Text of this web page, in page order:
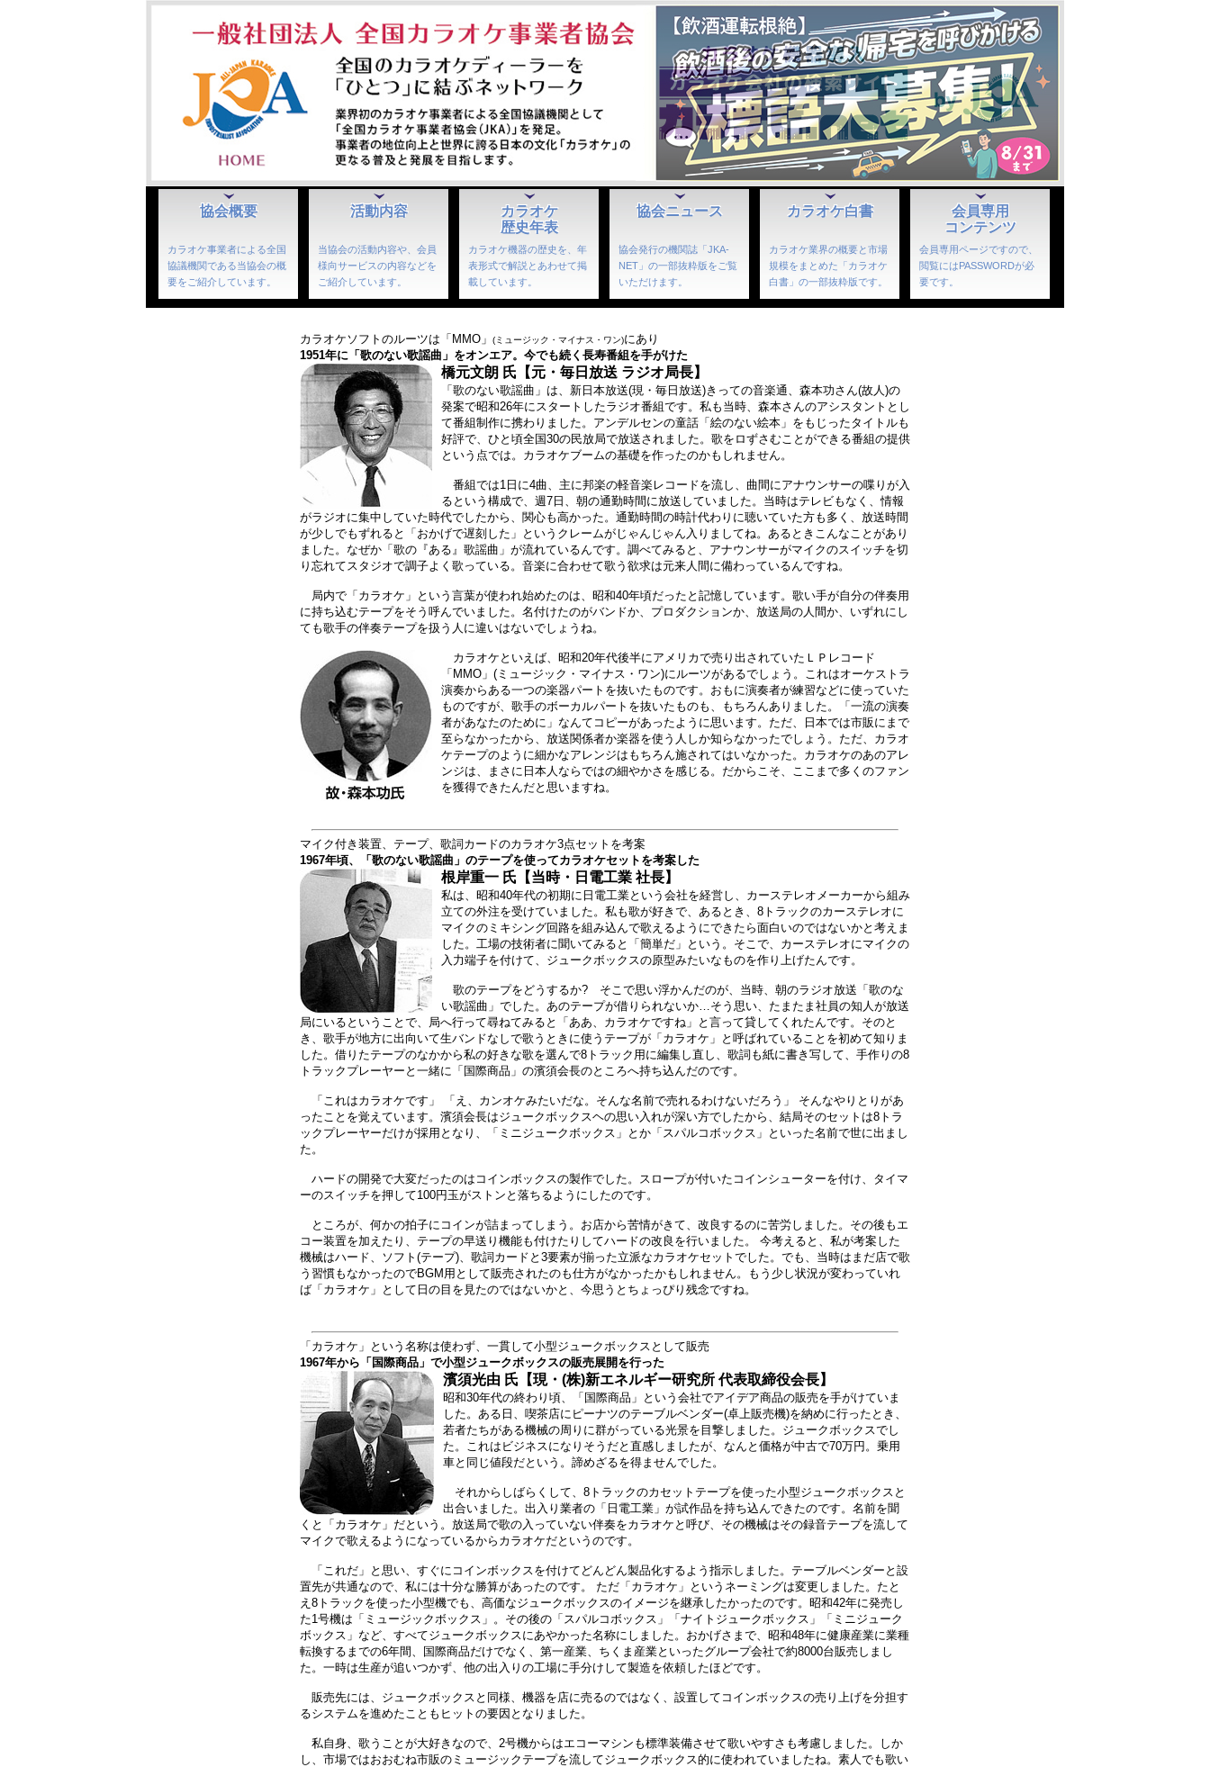
協会概要
カラオケ事業者による全国
協議機関である当協会の概
要をご紹介しています。
活動内容
当協会の活動内容や、会員
様向サービスの内容などを
ご紹介しています。
カラオケ
歴史年表
カラオケ機器の歴史を、年
表形式で解説とあわせて掲
載しています。
協会ニュース
協会発行の機関誌「JKA-
NET」の一部抜粋版をご覧
いただけます。
カラオケ白書
カラオケ業界の概要と市場
規模をまとめた「カラオケ
白書」の一部抜粋版です。
会員専用
コンテンツ
会員専用ページですので、
閲覧にはPASSWORDが必
要です。
カラオケソフトのルーツは「MMO」 (ミュージック・マイナス・ワン)にあり
1951年に「歌のない歌謡曲」をオンエア。今でも続く長寿番組を手がけた
橋元文朗 氏【元・毎日放送 ラジオ局長】
「歌のない歌謡曲」は、新日本放送(現・毎日放送)きっての音楽通、森本功さん(故人)の
発案で昭和26年にスタートしたラジオ番組です。私も当時、森本さんのアシスタントとし
て番組制作に携わりました。アンデルセンの童話「絵のない絵本」をもじったタイトルも
好評で、ひと頃全国30の民放局で放送されました。歌をロずさむことができる番組の提供
という点では。カラオケブームの基礎を作ったのかもしれません。
番組では1日に4曲、主に邦楽の軽音楽レコードを流し、曲間にアナウンサーの喋りが入
るという構成で、週7日、朝の通勤時間に放送していました。当時はテレビもなく、情報
がラジオに集中していた時代でしたから、関心も高かった。通勤時間の時計代わりに聴いていた方も多く、放送時間
が少しでもずれると「おかげで遅刻した」というクレームがじゃんじゃん入りましてね。あるときこんなことがあり
ました。なぜか「歌の『ある』歌謡曲」が流れているんです。調べてみると、アナウンサーがマイクのスイッチを切
り忘れてスタジオで調子よく歌っている。音楽に合わせて歌う欲求は元来人間に備わっているんですね。
局内で「カラオケ」という言葉が使われ始めたのは、昭和40年頃だったと記憶しています。歌い手が自分の伴奏用
に持ち込むテープをそう呼んでいました。名付けたのがバンドか、プロダクションか、放送局の人間か、いずれにし
ても歌手の伴奏テープを扱う人に違いはないでしょうね。
カラオケといえば、昭和20年代後半にアメリカで売り出されていたＬＰレコード
「MMO」(ミュージック・マイナス・ワン)にルーツがあるでしょう。これはオーケストラ
演奏からある一つの楽器パートを抜いたものです。おもに演奏者が練習などに使っていた
ものですが、歌手のボーカルパートを抜いたものも、もちろんありました。「一流の演奏
者があなたのために」なんてコピーがあったように思います。ただ、日本では市販にまで
至らなかったから、放送関係者か楽器を使う人しか知らなかったでしょう。ただ、カラオ
ケテープのように細かなアレンジはもちろん施されてはいなかった。カラオケのあのアレ
ンジは、まさに日本人ならではの細やかさを感じる。だからこそ、ここまで多くのファン
を獲得できたんだと思いますね。
マイク付き装置、テープ、歌詞カードのカラオケ3点セットを考案
1967年頃、「歌のない歌謡曲」のテープを使ってカラオケセットを考案した
根岸重一 氏【当時・日電工業 社長】
私は、昭和40年代の初期に日電工業という会社を経営し、カーステレオメーカーから組み
立ての外注を受けていました。私も歌が好きで、あるとき、8トラックのカーステレオに
マイクのミキシング回路を組み込んで歌えるようにできたら面白いのではないかと考えま
した。工場の技術者に聞いてみると「簡単だ」という。そこで、カーステレオにマイクの
入力端子を付けて、ジュークボックスの原型みたいなものを作り上げたんです。
歌のテープをどうするか? そこで思い浮かんだのが、当時、朝のラジオ放送「歌のな
い歌謡曲」でした。あのテープが借りられないか…そう思い、たまたま社員の知人が放送
局にいるということで、局へ行って尋ねてみると「ああ、カラオケですね」と言って貸してくれたんです。そのと
き、歌手が地方に出向いて生バンドなしで歌うときに使うテープが「カラオケ」と呼ばれていることを初めて知りま
した。借りたテープのなかから私の好きな歌を選んで8トラック用に編集し直し、歌詞も紙に書き写して、手作りの8
トラックプレーヤーと一緒に「国際商品」の濱須会長のところへ持ち込んだのです。
「これはカラオケです」 「え、カンオケみたいだな。そんな名前で売れるわけないだろう」 そんなやりとりがあ
ったことを覚えています。濱須会長はジュークボックスヘの思い入れが深い方でしたから、結局そのセットは8トラ
ックプレーヤーだけが採用となり、「ミニジュークボックス」とか「スパルコボックス」といった名前で世に出まし
た。
ハードの開発で大変だったのはコインボックスの製作でした。スロープが付いたコインシューターを付け、タイマ
ーのスイッチを押して100円玉がストンと落ちるようにしたのです。
ところが、何かの拍子にコインが詰まってしまう。お店から苦情がきて、改良するのに苦労しました。その後もエ
コー装置を加えたり、テープの早送り機能も付けたりしてハードの改良を行いました。 今考えると、私が考案した
機械はハード、ソフト(テープ)、歌詞カードと3要素が揃った立派なカラオケセットでした。でも、当時はまだ店で歌
う習慣もなかったのでBGM用として販売されたのも仕方がなかったかもしれません。もう少し状況が変わっていれ
ば「カラオケ」として日の目を見たのではないかと、今思うとちょっぴり残念ですね。
「カラオケ」という名称は使わず、一貫して小型ジュークボックスとして販売
1967年から「国際商品」で小型ジュークボックスの販売展開を行った
濱須光由 氏【現・(株)新エネルギー研究所 代表取締役会長】
昭和30年代の終わり頃、「国際商品」という会社でアイデア商品の販売を手がけていま
した。ある日、喫茶店にピーナツのテーブルベンダー(卓上販売機)を納めに行ったとき、
若者たちがある機械の周りに群がっている光景を目撃しました。ジュークボックスでし
た。これはビジネスになりそうだと直感しましたが、なんと価格が中古で70万円。乗用
車と同じ値段だという。諦めざるを得ませんでした。
それからしばらくして、8トラックのカセットテープを使った小型ジュークボックスと
出合いました。出入り業者の「日電工業」が試作品を持ち込んできたのです。名前を聞
くと「カラオケ」だという。放送局で歌の入っていない伴奏をカラオケと呼び、その機械はその録音テープを流して
マイクで歌えるようになっているからカラオケだというのです。
「これだ」と思い、すぐにコインボックスを付けてどんどん製品化するよう指示しました。テーブルベンダーと設
置先が共通なので、私には十分な勝算があったのです。 ただ「カラオケ」というネーミングは変更しました。たと
え8トラックを使った小型機でも、高価なジュークボックスのイメージを継承したかったのです。昭和42年に発売し
た1号機は「ミュージックボックス」。その後の「スパルコボックス」「ナイトジュークボックス」「ミニジューク
ボックス」など、すべてジュークボックスにあやかった名称にしました。おかげさまで、昭和48年に健康産業に業種
転換するまでの6年間、国際商品だけでなく、第一産業、ちくま産業といったグループ会社で約8000台販売しまし
た。一時は生産が追いつかず、他の出入りの工場に手分けして製造を依頼したほどです。
販売先には、ジュークボックスと同様、機器を店に売るのではなく、設置してコインボックスの売り上げを分担す
るシステムを進めたこともヒットの要因となりました。
私自身、歌うことが大好きなので、2号機からはエコーマシンも標準装備させて歌いやすさも考慮しました。しか
し、市場ではおおむね市販のミュージックテープを流してジュークボックス的に使われていましたね。素人でも歌い